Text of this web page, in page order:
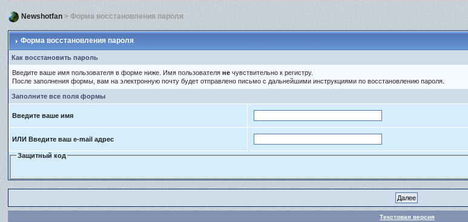
Newshotfan > Форма восстановления пароля
Форма восстановления пароля
Как восстановить пароль
Введите ваше имя пользователя в форме ниже. Имя пользователяне чувствительно к регистру.
После заполнения формы, вам на электронную почту будет отправлено письмо с дальнейшими инструкциями по восстановлению пароля.
Заполните все поля формы
Введите ваше имя
ИЛИ Введите ваш e-mail адрес
Защитный код
Текстовая версия